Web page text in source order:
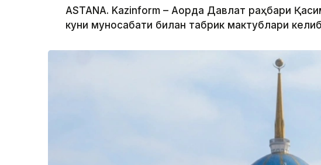
ASTANA. Kazinform – Ақорда Давлат раҳбари
куни муносабати билан табрик мактублари